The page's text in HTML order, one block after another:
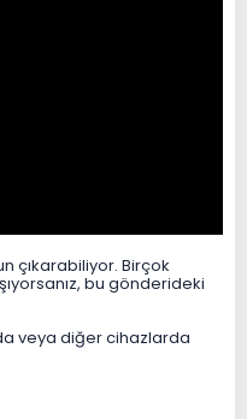
çıkarabiliyor. Birçok
bu gönderideki
veya diğer cihazlarda